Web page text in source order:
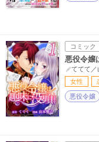
コミック
悪役令嬢
ててて／
女性
悪役令嬢